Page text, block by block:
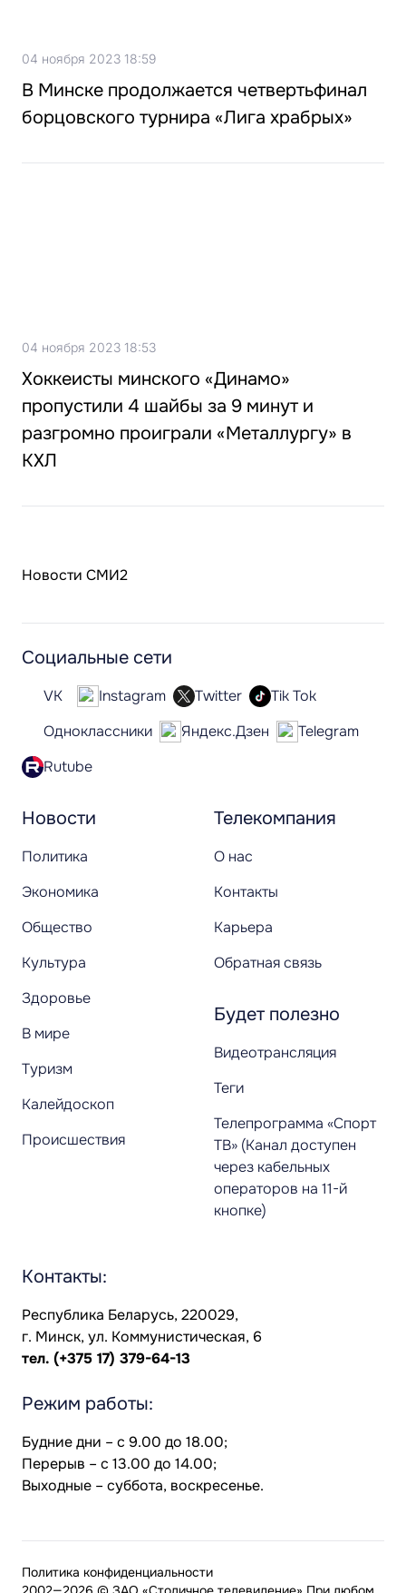
04 ноября 2023 18:59
В Минске продолжается четвертьфинал
борцовского турнира «Лига храбрых»
04 ноября 2023 18:53
Хоккеисты минского «Динамо»
пропустили 4 шайбы за 9 минут и
разгромно проиграли «Металлургу» в
КХЛ
Новости СМИ2
Новости
Политика
Экономика
Общество
Культура
Здоровье
В мире
Туризм
Калейдоскоп
Происшествия
Телекомпания
О нас
Контакты
Карьера
Обратная связь
Будет полезно
Видеотрансляция
Теги
Телепрограмма «Спорт
ТВ» (Канал доступен
через кабельных
операторов на 11-й
кнопке)
Социальные сети
VK Instagram Twitter
Tik Tok
Одноклассники
Яндекс.Дзен
Telegram
Rutube
Контакты:
Республика Беларусь, 220029,
г. Минск, ул. Коммунистическая, 6
тел. (+375 17) 379-64-13
Режим работы:
Будние дни – с 9.00 до 18.00;
Перерыв – с 13.00 до 14.00;
Выходные – суббота, воскресенье.
Политика конфиденциальности